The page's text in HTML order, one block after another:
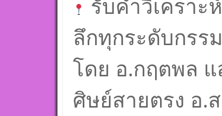
รับคำวิเคราะ
ลึกทุกระดับกรร
โดย อ.กฤตพล
ศิษย์สายตรง อ.